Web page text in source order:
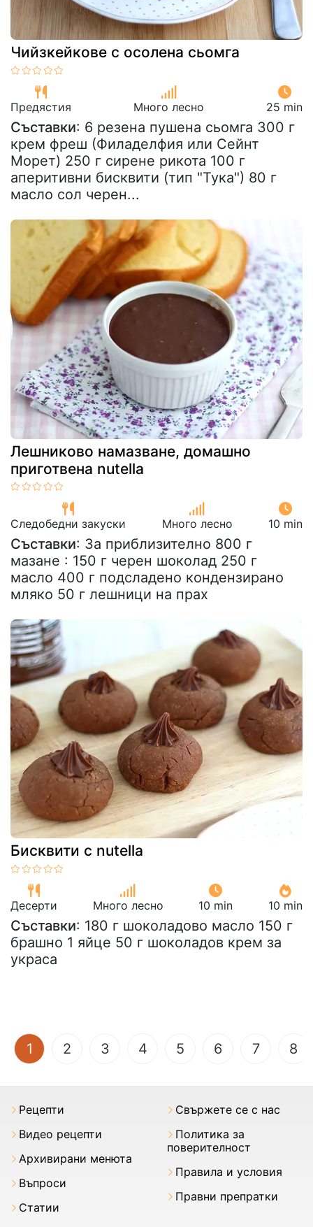
Чийзкейкове с осолена сьомга
Предястия Много лесно 25 min
Съставки: 6 резена пушена сьомга 300 г
крем фреш (Филаделфия или Сейнт
Морет) 250 г сирене рикота 100 г
аперитивни бисквити (тип "Тука") 80 г
масло сол черен...
Лешниково намазване, домашно
приготвена nutella
Следобедни закуски Много лесно 10 min
Съставки: За приблизително 800 г
мазане : 150 г черен шоколад 250 г
масло 400 г подсладено кондензирано
мляко 50 г лешници на прах
Бисквити с nutella
Десерти Много лесно 10 min 10 min
Съставки: 180 г шоколадово масло 150 г
брашно 1 яйце 50 г шоколадов крем за
украса
1 (current)
2 3 4 5 6 7 8
Рецепти
Видео рецепти
Архивирани менюта
Въпроси
Статии
Свържете се с нас
Политика за
поверителност
Правила и условия
Правни препратки